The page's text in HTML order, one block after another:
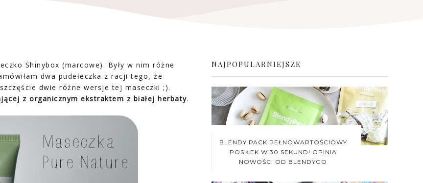
Shinybox (marcowe). Były w nim różne
dwa pudełeczka z racji tego, że
dwie różne wersje tej maseczki ;).
z organicznym ekstraktem z białej herbaty.
NAJPOPULARNIEJSZE
BLENDY PACK PEŁNOWARTOŚCIOWY
POSIŁEK W 30 SEKUND! OPINIA
NOWOŚCI OD BLENDYGO